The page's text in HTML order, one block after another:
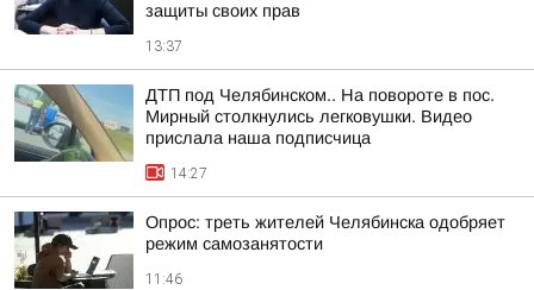
защиты своих прав
13:37
ДТП под Челябинском.. На повороте в пос.
Мирный столкнулись легковушки. Видео
прислала наша подписчица
14:27
Опрос: треть жителей Челябинска одобряет
режим самозанятости
11:46